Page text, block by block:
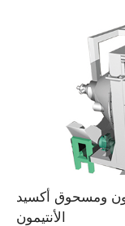
ومسحوق أكسيد
الأنتيمون